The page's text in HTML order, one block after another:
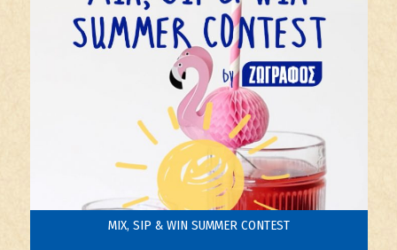
MIX, SIP & WIN SUMMER CONTEST